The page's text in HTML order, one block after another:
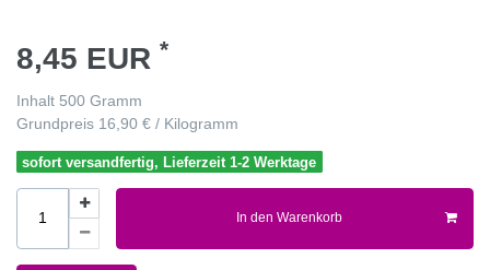
8,45 EUR *
Inhalt 500 Gramm
Grundpreis 16,90 € / Kilogramm
sofort versandfertig, Lieferzeit 1-2 Werktage
In den Warenkorb